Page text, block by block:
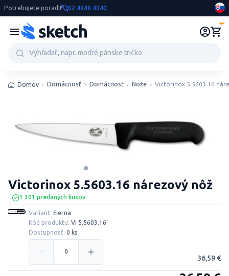
Potrebujete poradiť 02 4848 4040
Domov Domácnosť Domácnosť Nože Victorinox 5.5603.16
1 301 predaných kusov
Victorinox 5.5603.16 nárezový nôž
Variant: čierna
Kód produktu: Vi 5.5603.16
Dostupnosť: 0 ks
36,59 €